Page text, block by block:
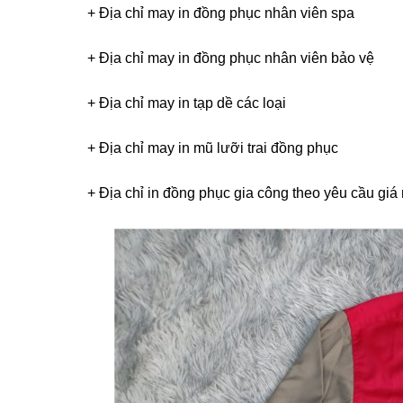
+ Địa chỉ may in đồng phục nhân viên spa
+ Địa chỉ may in đồng phục nhân viên bảo vệ
+ Địa chỉ may in tạp dề các loại
+ Địa chỉ may in mũ lưỡi trai đồng phục
+ Địa chỉ in đồng phục gia công theo yêu cầu giá